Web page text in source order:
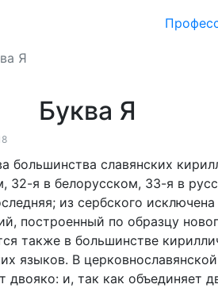
Я
Буква Я
большинства славянских
32-я в белорусском, 33-я в
из сербского
построенный по образцу
также в большинстве
языков. В
двояко: и, так как объединяет